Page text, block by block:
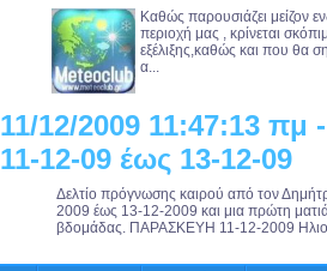
Καθώς παρουσιάζει μείζον
περιοχή μας , κρίνεται
εξέλιξης,καθώς και που θα
α...
11/12/2009 11:47:13
11-12-09 έως 13-12-09
Δελτίο πρόγνωσης καιρού από τον
2009 έως 13-12-2009 και μια πρώτη ματιά
βδομάδας. ΠΑΡΑΣΚΕΥΗ 11-12-2009